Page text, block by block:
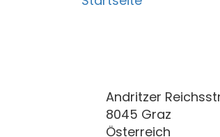
Andritzer
8045 Graz
Österreich